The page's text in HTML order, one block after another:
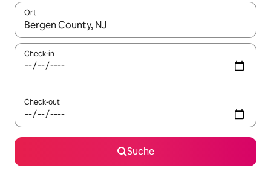
Ort
Wenn Ergebnisse verfügbar sind, navigiere mit den
Check-in
Check-out
Suche